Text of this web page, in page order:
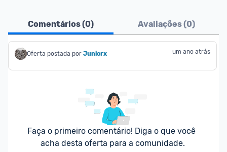
Comentários (0) Avaliações (0)
Oferta postada por Juniorx um ano atrás
Faça o primeiro comentário! Diga o que você
acha desta oferta para a comunidade.